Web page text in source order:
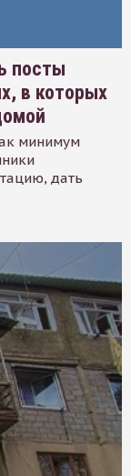
посты
в которых
минимум
дать